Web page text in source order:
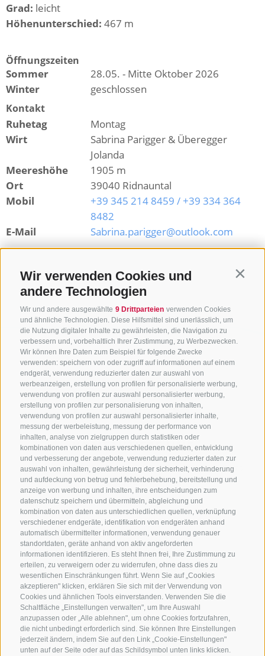
Wir verwenden Cookies und
andere Technologien
Wir und andere ausgewählte 9 Drittparteien verwenden Cookies
und ähnliche Technologien. Diese Hilfsmittel sind unerlässlich, um
die Nutzung digitaler Inhalte zu gewährleisten, die Navigation zu
verbessern und, vorbehaltlich Ihrer Zustimmung, zu Werbezwecken.
Wir können Ihre Daten zum Beispiel für folgende Zwecke
verwenden: speichern von oder zugriff auf informationen auf einem
endgerät, verwendung reduzierter daten zur auswahl von
werbeanzeigen, erstellung von profilen für personalisierte werbung,
verwendung von profilen zur auswahl personalisierter werbung,
erstellung von profilen zur personalisierung von inhalten,
verwendung von profilen zur auswahl personalisierter inhalte,
messung der werbeleistung, messung der performance von
inhalten, analyse von zielgruppen durch statistiken oder
kombinationen von daten aus verschiedenen quellen, entwicklung
und verbesserung der angebote, verwendung reduzierter daten zur
auswahl von inhalten, gewährleistung der sicherheit, verhinderung
und aufdeckung von betrug und fehlerbehebung, bereitstellung und
anzeige von werbung und inhalten, ihre entscheidungen zum
datenschutz speichern und übermitteln, abgleichung und
kombination von daten aus unterschiedlichen quellen, verknüpfung
verschiedener endgeräte, identifikation von endgeräten anhand
automatisch übermittelter informationen, verwendung genauer
standortdaten, geräte anhand von aktiv angeforderten
informationen identifizieren. Es steht Ihnen frei, Ihre Zustimmung zu
erteilen, zu verweigern oder zu widerrufen, ohne dass dies zu
wesentlichen Einschränkungen führt. Wenn Sie auf „Cookies
akzeptieren" klicken, erklären Sie sich mit der Verwendung von
Cookies und ähnlichen Tools einverstanden. Verwenden Sie die
Schaltfläche „Einstellungen verwalten", um Ihre Auswahl
anzupassen oder „Alle ablehnen", um ohne Cookies fortzufahren,
die nicht unbedingt erforderlich sind. Sie können Ihre Einstellungen
jederzeit ändern, indem Sie auf den Link „Cookie-Einstellungen"
unten auf der Seite oder auf das Schildsymbol unten links klicken.
Grad: leicht
Höhenunterschied: 467 m
Öffnungszeiten
Sommer
28.05. - Mitte Oktober 2026
Winter
geschlossen
Kontakt
Ruhetag
Montag
Wirt
Sabrina Parigger & Überegger
Jolanda
Meereshöhe
1905 m
Ort
39040 Ridnauntal
Mobil
+39 345 214 8459 / +39 334 364
8482
E-Mail
Sabrina.parigger@outlook.com
Zurück zur Übersicht
KONTAKTIERE UNS
+39 0472 765325/+39 0472 760608/+39 0472
632372
info@sterzing-ratschings.it
NEWSLETTER
Bleib am Laufenden